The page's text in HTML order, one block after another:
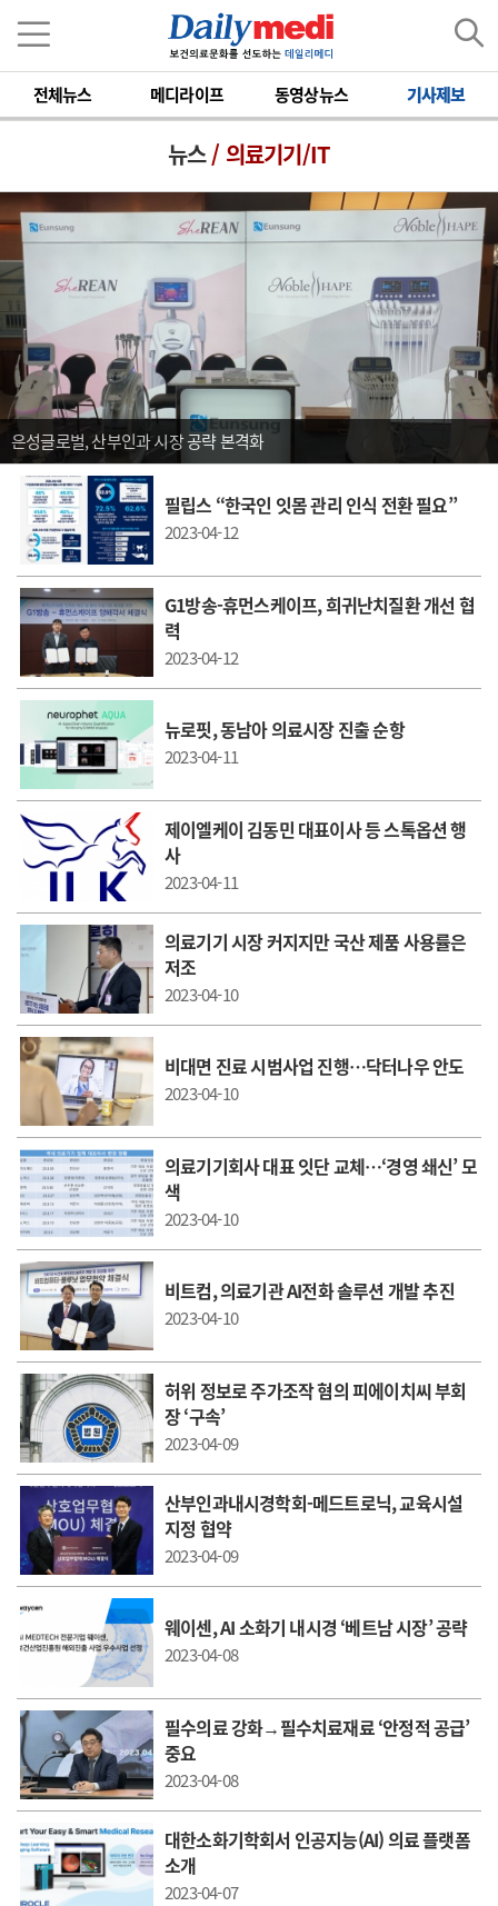
전체뉴스 메디라이프 동영상뉴스 기사제보
뉴스/ 의료기기/IT
은성글로벌, 산부인과 시장 공략 본격화
필립스 “한국인 잇몸 관리 인식 전환 필요”
2023-04-12
G1방송-휴먼스케이프, 희귀난치질환 개선 협
력
2023-04-12
뉴로핏, 동남아 의료시장 진출 순항
2023-04-11
제이엘케이 김동민 대표이사 등 스톡옵션 행
사
2023-04-11
의료기기 시장 커지지만 국산 제품 사용률은
저조
2023-04-10
비대면 진료 시범사업 진행…닥터나우 안도
2023-04-10
의료기기회사 대표 잇단 교체…‘경영 쇄신’ 모
색
2023-04-10
비트컴, 의료기관 AI전화 솔루션 개발 추진
2023-04-10
허위 정보로 주가조작 혐의 피에이치씨 부회
장 ‘구속’
2023-04-09
산부인과내시경학회-메드트로닉, 교육시설
지정 협약
2023-04-09
웨이센, AI 소화기 내시경 ‘베트남 시장’ 공략
2023-04-08
필수의료 강화→필수치료재료 ‘안정적 공급’
중요
2023-04-08
대한소화기학회서 인공지능(AI) 의료 플랫폼
소개
2023-04-07